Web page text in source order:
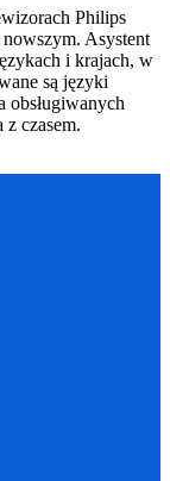
Philips
Asystent
i krajach, w
są języki
obsługiwanych
czasem.